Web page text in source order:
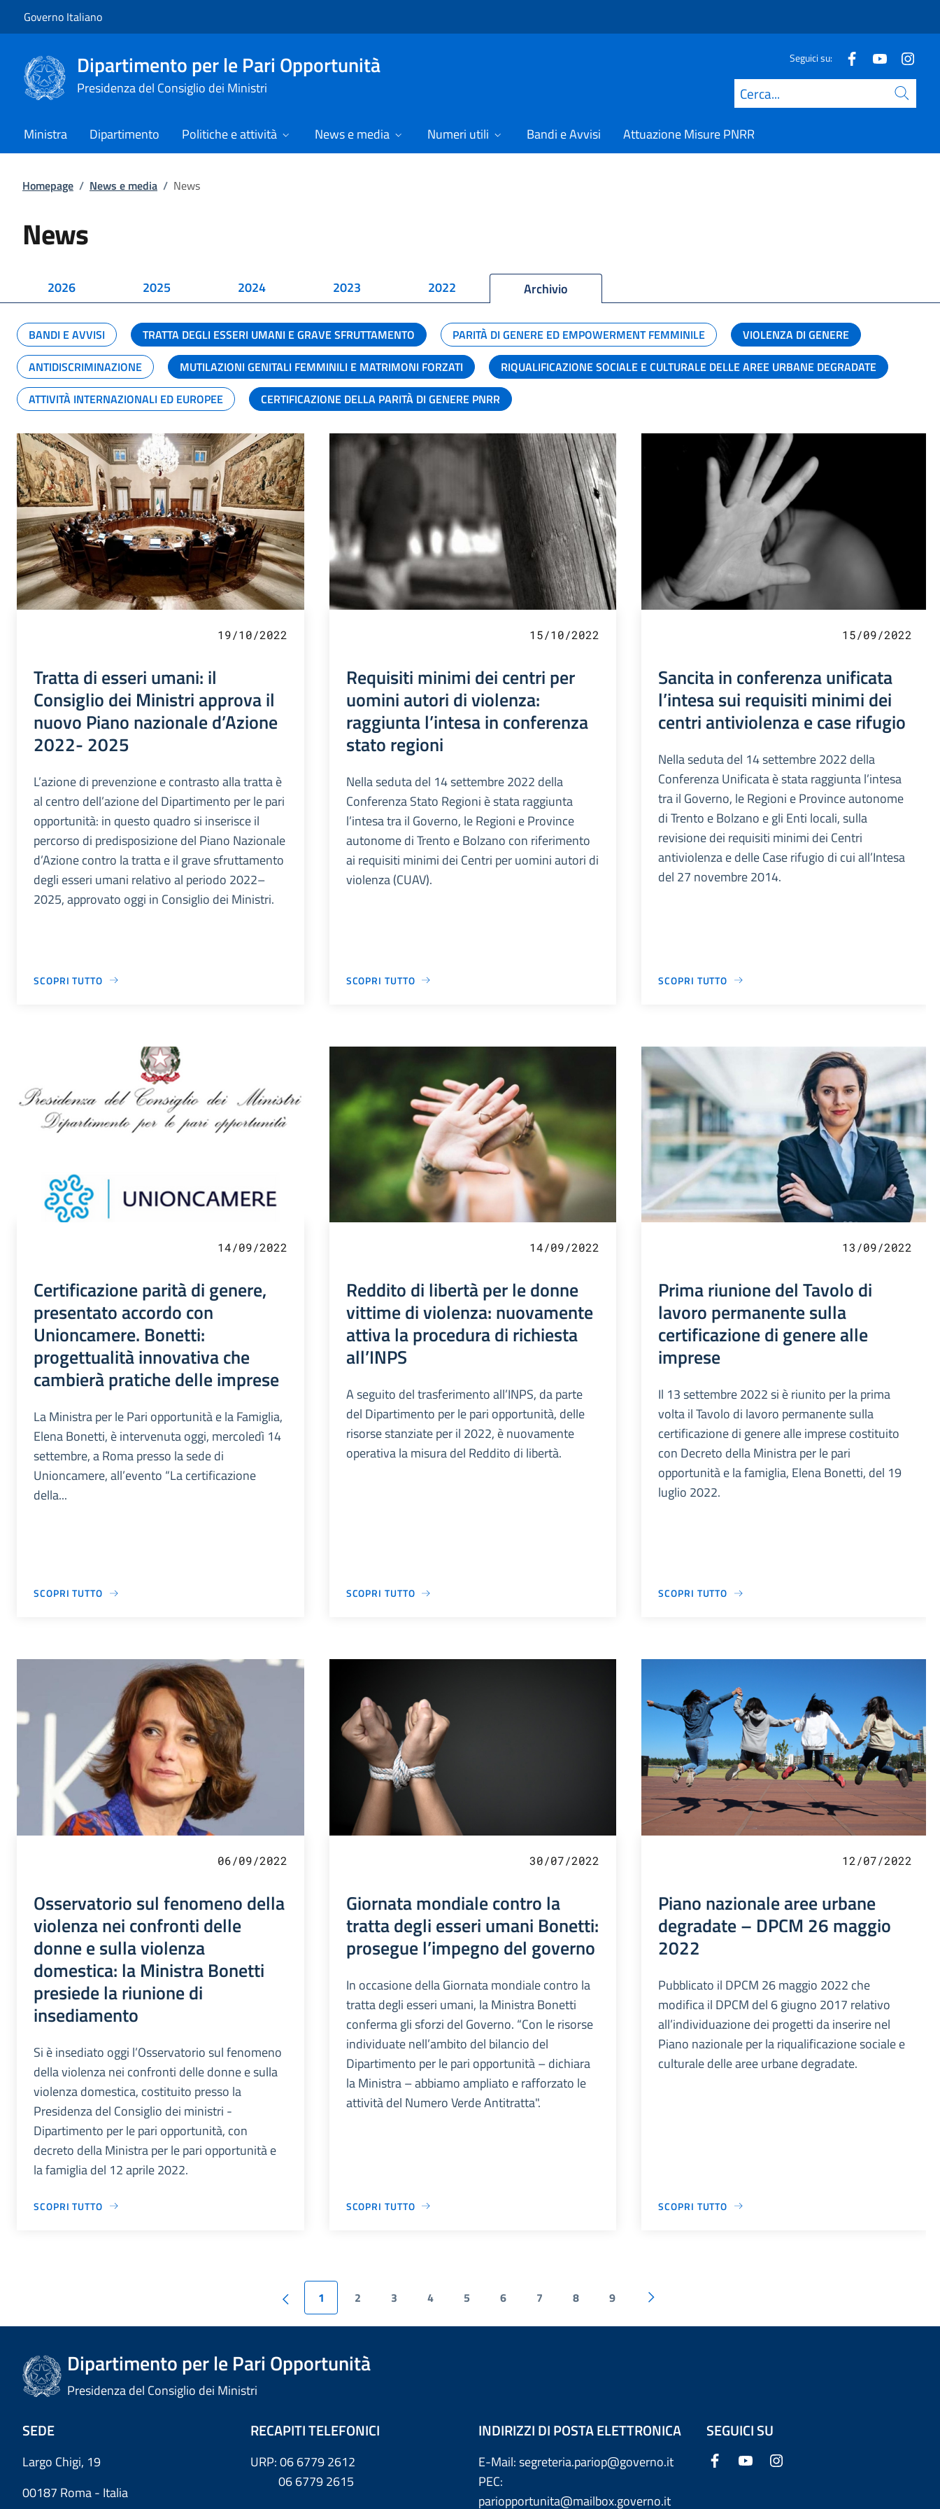
Governo Italiano
Dipartimento per le Pari Opportunità
Presidenza del Consiglio dei Ministri
Seguici su:
Cerca
Ministra Dipartimento Politiche e attività News e media Numeri utili Bandi e Avvisi Attuazione Misure PNRR
Homepage / News e media / News
News
2026 2025 2024 2023 2022 Archivio
BANDI E AVVISI TRATTA DEGLI ESSERI UMANI E GRAVE SFRUTTAMENTO PARITÀ DI GENERE ED EMPOWERMENT FEMMINILE
VIOLENZA DI GENERE
ANTIDISCRIMINAZIONE
MUTILAZIONI GENITALI FEMMINILI E MATRIMONI FORZATI
RIQUALIFICAZIONE SOCIALE E CULTURALE DELLE AREE URBANE DEGRADATE
ATTIVITÀ INTERNAZIONALI ED EUROPEE
CERTIFICAZIONE DELLA PARITÀ DI GENERE PNRR
19/10/2022
Tratta di esseri umani: il
Consiglio dei Ministri approva il
nuovo Piano nazionale d’Azione
2022- 2025
L’azione di prevenzione e contrasto alla tratta è
al centro dell’azione del Dipartimento per le pari
opportunità: in questo quadro si inserisce il
percorso di predisposizione del Piano Nazionale
d’Azione contro la tratta e il grave sfruttamento
degli esseri umani relativo al periodo 2022–
2025, approvato oggi in Consiglio dei Ministri.
SCOPRI TUTTO
15/10/2022
Requisiti minimi dei centri per
uomini autori di violenza:
raggiunta l’intesa in conferenza
stato regioni
Nella seduta del 14 settembre 2022 della
Conferenza Stato Regioni è stata raggiunta
l’intesa tra il Governo, le Regioni e Province
autonome di Trento e Bolzano con riferimento
ai requisiti minimi dei Centri per uomini autori di
violenza (CUAV).
SCOPRI TUTTO
15/09/2022
Sancita in conferenza unificata
l’intesa sui requisiti minimi dei
centri antiviolenza e case rifugio
Nella seduta del 14 settembre 2022 della
Conferenza Unificata è stata raggiunta l’intesa
tra il Governo, le Regioni e Province autonome
di Trento e Bolzano e gli Enti locali, sulla
revisione dei requisiti minimi dei Centri
antiviolenza e delle Case rifugio di cui all’Intesa
del 27 novembre 2014.
SCOPRI TUTTO
14/09/2022
Certificazione parità di genere,
presentato accordo con
Unioncamere. Bonetti:
progettualità innovativa che
cambierà pratiche delle imprese
La Ministra per le Pari opportunità e la Famiglia,
Elena Bonetti, è intervenuta oggi, mercoledì 14
settembre, a Roma presso la sede di
Unioncamere, all’evento “La certificazione
della...
SCOPRI TUTTO
14/09/2022
Reddito di libertà per le donne
vittime di violenza: nuovamente
attiva la procedura di richiesta
all’INPS
A seguito del trasferimento all’INPS, da parte
del Dipartimento per le pari opportunità, delle
risorse stanziate per il 2022, è nuovamente
operativa la misura del Reddito di libertà.
SCOPRI TUTTO
13/09/2022
Prima riunione del Tavolo di
lavoro permanente sulla
certificazione di genere alle
imprese
Il 13 settembre 2022 si è riunito per la prima
volta il Tavolo di lavoro permanente sulla
certificazione di genere alle imprese costituito
con Decreto della Ministra per le pari
opportunità e la famiglia, Elena Bonetti, del 19
luglio 2022.
SCOPRI TUTTO
06/09/2022
Osservatorio sul fenomeno della
violenza nei confronti delle
donne e sulla violenza
domestica: la Ministra Bonetti
presiede la riunione di
insediamento
Si è insediato oggi l’Osservatorio sul fenomeno
della violenza nei confronti delle donne e sulla
violenza domestica, costituito presso la
Presidenza del Consiglio dei ministri -
Dipartimento per le pari opportunità, con
decreto della Ministra per le pari opportunità e
la famiglia del 12 aprile 2022.
SCOPRI TUTTO
30/07/2022
Giornata mondiale contro la
tratta degli esseri umani Bonetti:
prosegue l’impegno del governo
In occasione della Giornata mondiale contro la
tratta degli esseri umani, la Ministra Bonetti
conferma gli sforzi del Governo. “Con le risorse
individuate nell’ambito del bilancio del
Dipartimento per le pari opportunità – dichiara
la Ministra – abbiamo ampliato e rafforzato le
attività del Numero Verde Antitratta".
SCOPRI TUTTO
12/07/2022
Piano nazionale aree urbane
degradate – DPCM 26 maggio
2022
Pubblicato il DPCM 26 maggio 2022 che
modifica il DPCM del 6 giugno 2017 relativo
all’individuazione dei progetti da inserire nel
Piano nazionale per la riqualificazione sociale e
culturale delle aree urbane degradate.
SCOPRI TUTTO
1 2 3 4 5 6 7 8 9
Dipartimento per le Pari Opportunità
Presidenza del Consiglio dei Ministri
SEDE
Largo Chigi, 19
00187 Roma - Italia
RECAPITI TELEFONICI
URP: 06 6779 2612
06 6779 2615
INDIRIZZI DI POSTA ELETTRONICA
E-Mail: segreteria.pariop@governo.it
PEC:
pariopportunita@mailbox.governo.it
SEGUICI SU